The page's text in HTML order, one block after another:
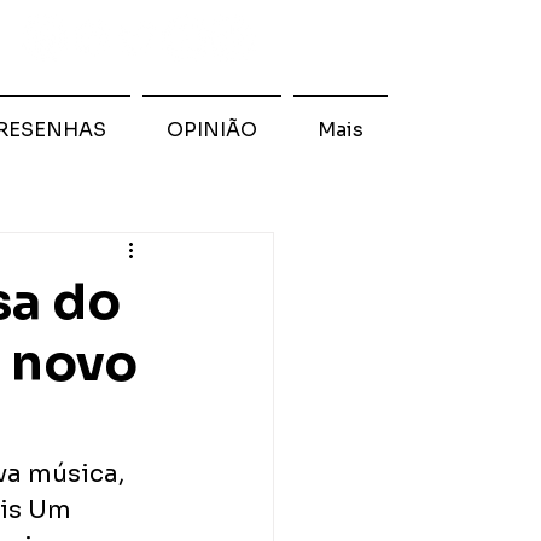
do
música,
Um
OPINIÃO Mais